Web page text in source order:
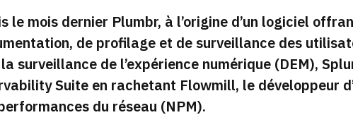
le mois dernier Plumbr, à l’origine d’un logiciel
de profilage et de surveillance des
surveillance de l’expérience numérique (DEM),
Suite en rachetant Flowmill, le développeur
du réseau (NPM).